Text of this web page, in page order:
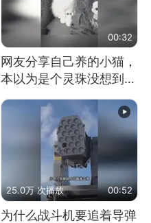
00:32
网友分享自己养的小猫，
本以为是个灵珠没想到是
25.0万 次播放 00:52
为什么战斗机要追着导弹